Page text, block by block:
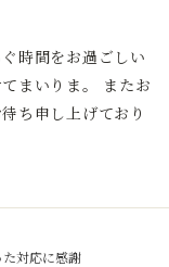
時間をお過ごしい
まいりま。 またお
ち申し上げており
対応に感謝